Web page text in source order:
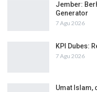
Jember:
Generator
7 Agu 2026
KPI Dubes:
7 Agu 2026
Umat Islam,